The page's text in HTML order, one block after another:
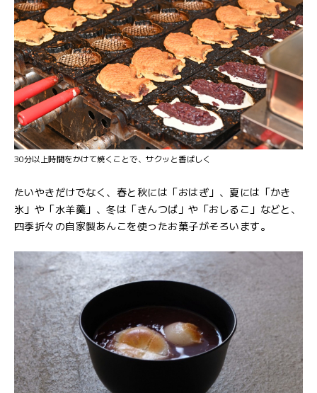
30分以上時間をかけて焼くことで、サクッと香ばしく
たいやきだけでなく、春と秋には「おはぎ」、夏には「かき
氷」や「水羊羹」、冬は「きんつば」や「おしるこ」などと、
四季折々の自家製あんこを使ったお菓子がそろいます。